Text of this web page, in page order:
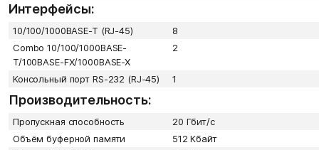
Интерфейсы:
10/100/1000BASE-T (RJ-45)
8
Combo 10/100/1000BASE-
T/100BASE-FX/1000BASE-X
2
Консольный порт RS-232 (RJ-45) 1
Производительность:
Пропускная способность
20 Гбит/с
Объём буферной памяти
512 Кбайт